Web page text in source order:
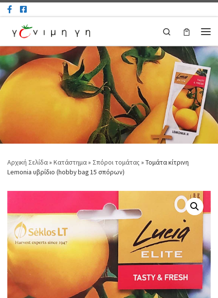
Μετάβαση στο περιεχόμενο
Search
Αρχική Σελίδα» Κατάστημα» Σπόροι τομάτας » Τομάτα κίτρινη
Lemonia υβρίδιο (hobby bag 15 σπόρων)